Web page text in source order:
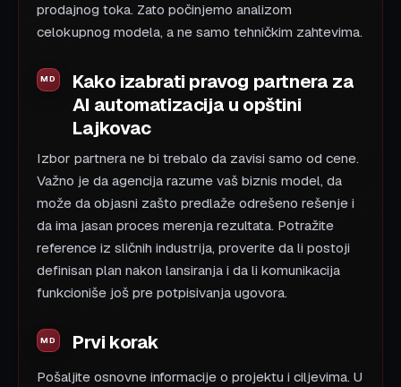
prodajnog toka. Zato počinjemo analizom
celokupnog modela, a ne samo tehničkim zahtevima.
Kako izabrati pravog partnera za
AI automatizacija u opštini
Lajkovac
Izbor partnera ne bi trebalo da zavisi samo od cene.
Važno je da agencija razume vaš biznis model, da
može da objasni zašto predlaže odrešeno rešenje i
da ima jasan proces merenja rezultata. Potražite
reference iz sličnih industrija, proverite da li postoji
definisan plan nakon lansiranja i da li komunikacija
funkcioniše još pre potpisivanja ugovora.
Prvi korak
Pošaljite osnovne informacije o projektu i ciljevima. U